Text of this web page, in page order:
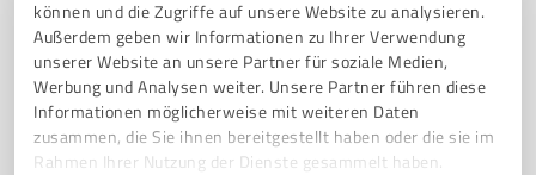
können und die Zugriffe auf unsere Website zu analysieren.
Außerdem geben wir Informationen zu Ihrer Verwendung
unserer Website an unsere Partner für soziale Medien,
Werbung und Analysen weiter. Unsere Partner führen diese
Informationen möglicherweise mit weiteren Daten
zusammen, die Sie ihnen bereitgestellt haben oder die sie im
Rahmen Ihrer Nutzung der Dienste gesammelt haben.
ABFALLVERWERTUNG RECYCLING
ENTSORGUNGSUNTERNEHMEN BERNBURG ABFALLENTSORGUNG
STATISCHE STABILITÄT UMWELTFREUNDLICHKEIT
MINERALISCHE ABFÄLLE BAUSCHUTT FACHBERATUNG
RESSOURCENSCHONUNG